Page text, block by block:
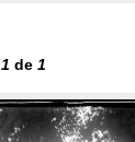
1 de 1